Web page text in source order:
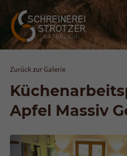
Zurück zur Galerie
Apfel Massiv